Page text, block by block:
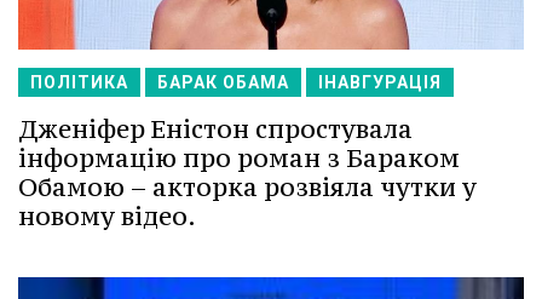
ПОЛІТИКА БАРАК ОБАМА ІНАВГУРАЦІЯ
Дженіфер Еністон спростувала
інформацію про роман з Бараком
Обамою – акторка розвіяла чутки у
новому відео.